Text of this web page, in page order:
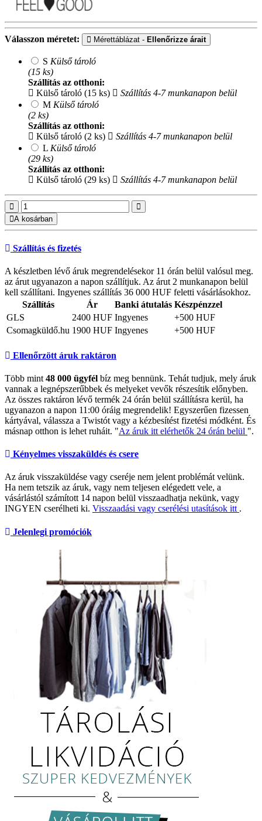
Válasszon méretet: Mérettáblázat - Ellenőrizze árait
S Külső tároló
(15 ks)
Szállítás az otthoni:
Külső tároló (15 ks)
Szállítás 4-7 munkanapon belül
M Külső tároló
(2 ks)
Szállítás az otthoni:
Külső tároló (2 ks)
Szállítás 4-7 munkanapon belül
L Külső tároló
(29 ks)
Szállítás az otthoni:
Külső tároló (29 ks)
Szállítás 4-7 munkanapon belül
A kosárban
Szállítás és fizetés
A készletben lévő áruk megrendelésekor 11 órán belül valósul meg.
az árut ugyanazon a napon szállítjuk. Az árut 2 munkanapon belül
kell szállítani. Ingyenes szállítás 36 000 HUF feletti vásárlásokhoz.
Szállítás
Ár Banki átutalás Készpénzzel
GLS
2400 HUF Ingyenes
+500 HUF
Csomagküldő.hu 1900 HUF Ingyenes +500 HUF
Ellenőrzött áruk raktáron
Több mint 48 000 ügyfél bíz meg bennünk. Tehát tudjuk, mely áruk
vannak a legnépszerűbbek és melyeket vevők részesítik előnyben.
Az összes raktáron lévő termék 24 órán belül szállításra kerül, ha
ugyanazon a napon 11:00 óráig megrendelik! Egyszerűen fizessen
kártyával, válassza a Twistót vagy a kézbesítést fizetési módként. És
másnap otthon is lehet ruháit. "Az áruk itt elérhetők 24 órán belül ".
Kényelmes visszaküldés és csere
Az áruk visszaküldése vagy cseréje nem jelent problémát velünk.
Ha nem tetszik az áruk, vagy nem teljesen elégedett vele, a
vásárlástól számított 14 napon belül visszaadhatja nekünk, vagy
INGYEN cserélheti ki. Visszaadási vagy cserélési utasítások itt .
Jelenlegi promóciók